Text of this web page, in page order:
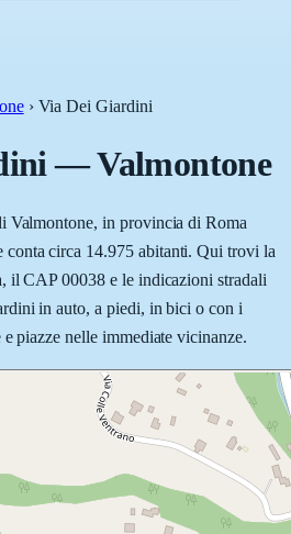
› Via Dei Giardini
—Valmontone
Valmontone, in provincia di Roma
circa 14.975 abitanti. Qui trovi la
il CAP 00038 e le indicazioni stradali
in auto, a piedi, in bici o con i
piazze nelle immediate vicinanze.